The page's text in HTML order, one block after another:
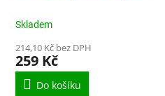
Skladem
214,10 Kč bez DPH
259 Kč
Do košíku